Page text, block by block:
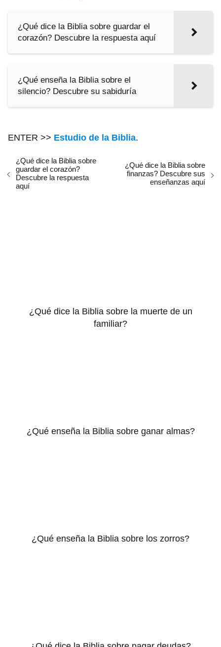
¿Qué dice la Biblia sobre guardar el
corazón? Descubre la respuesta aquí
¿Qué enseña la Biblia sobre el
silencio? Descubre su sabiduría
ENTER >> Estudio de la Biblia.
¿Qué dice la Biblia sobre
guardar el corazón?
Descubre la respuesta
aquí
¿Qué dice la Biblia sobre
finanzas? Descubre sus
enseñanzas aquí
¿Qué dice la Biblia sobre la muerte de un
familiar?
¿Qué enseña la Biblia sobre ganar almas?
¿Qué enseña la Biblia sobre los zorros?